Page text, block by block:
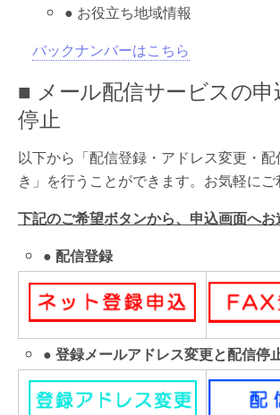
● お役立ち地域情報
バックナンバーはこちら
■ メール配信サービスの申
停止
以下から「配信登録・アドレス変更・
き」を行うことができます。お気軽にご
下記のご希望ボタンから、申込画面へお
● 配信登録
● 登録メールアドレス変更と配信停